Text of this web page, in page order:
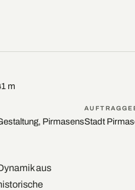
m
PirmasensStadt
aus